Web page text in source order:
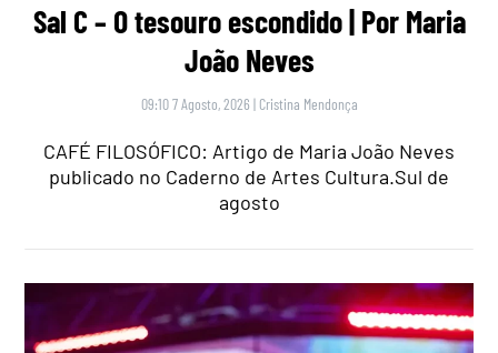
Sal C – O tesouro escondido | Por Maria
João Neves
09:10 7 Agosto, 2026 | Cristina Mendonça
CAFÉ FILOSÓFICO: Artigo de Maria João Neves
publicado no Caderno de Artes Cultura.Sul de
agosto